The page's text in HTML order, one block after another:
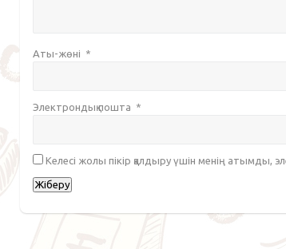
Аты-жөні *
Электрондық пошта *
Келесі жолы пікір қалдыру үшін менің